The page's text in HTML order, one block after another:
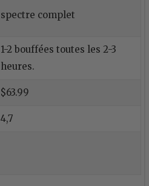
spectre complet
1-2 bouffées toutes les 2-3
heures.
$63.99
4,7